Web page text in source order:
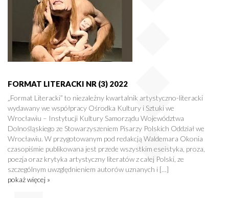
FORMAT LITERACKI NR (3) 2022
„Format Literacki” to niezależny kwartalnik artystyczno-literacki
wydawany we współpracy Ośrodka Kultury i Sztuki we
Wrocławiu – Instytucji Kultury Samorządu Województwa
Dolnośląskiego ze Stowarzyszeniem Pisarzy Polskich Oddział we
Wrocławiu. W przygotowanym pod redakcją Waldemara Okonia
czasopiśmie publikowana jest przede wszystkim eseistyka, proza,
poezja oraz krytyka artystyczny literatów z całej Polski, ze
szczególnym uwzględnieniem autorów uznanych i […]
pokaż więcej »